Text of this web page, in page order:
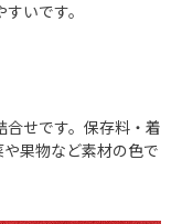
いです。
合せです。保存料・着
果物など素材の色で